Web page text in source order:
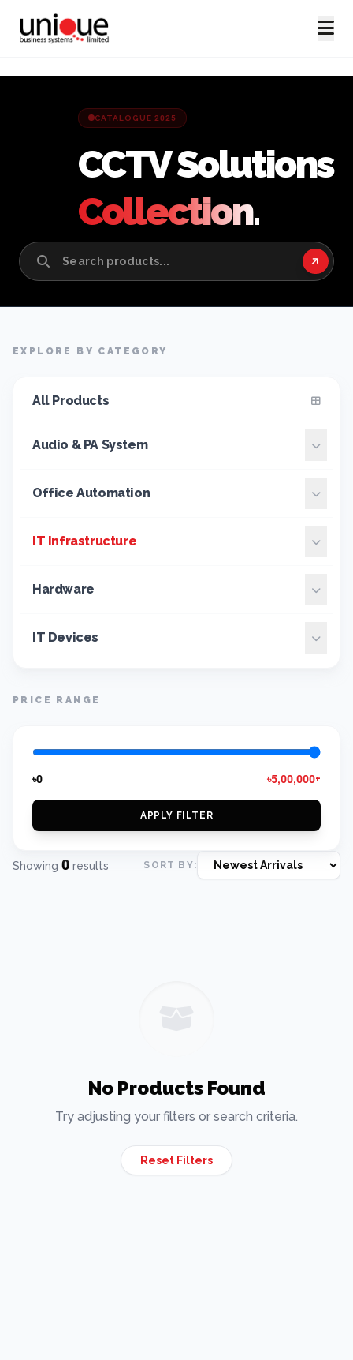
CATALOGUE 2025
CCTV Solutions
Collection.
EXPLORE BY CATEGORY
All Products
Audio & PA System
Office Automation
IT Infrastructure
Hardware
IT Devices
PRICE RANGE
৳0 ৳5,00,000+
APPLY FILTER
Showing 0 results SORT BY:
No Products Found
Try adjusting your filters or search criteria.
Reset Filters